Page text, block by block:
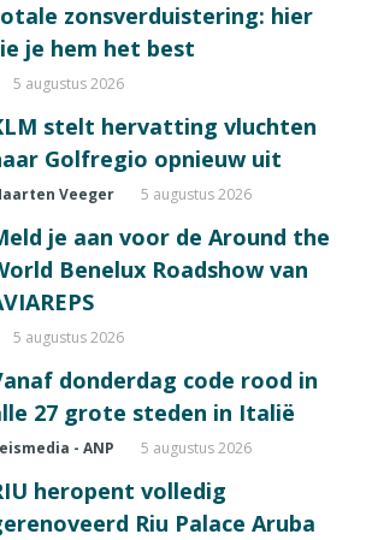
zonsverduistering: hier
je hem het best
5 augustus 2026
stelt hervatting vluchten
Golfregio opnieuw uit
Veeger 5 augustus 2026
je aan voor de Around the
Benelux Roadshow van
5 augustus 2026
donderdag code rood in
27 grote steden in Italië
- ANP 5 augustus 2026
heropent volledig
Riu Palace Aruba